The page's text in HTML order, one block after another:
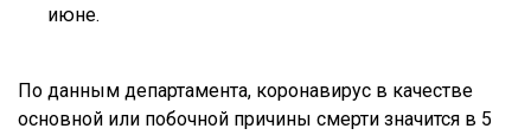
июне.
По данным департамента, коронавирус в качестве
основной или побочной причины смерти значится в 5